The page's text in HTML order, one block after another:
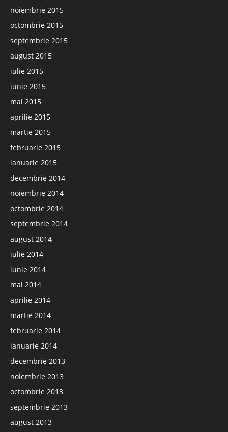
noiembrie 2015
octombrie 2015
septembrie 2015
august 2015
iulie 2015
iunie 2015
mai 2015
aprilie 2015
martie 2015
februarie 2015
ianuarie 2015
decembrie 2014
noiembrie 2014
octombrie 2014
septembrie 2014
august 2014
iulie 2014
iunie 2014
mai 2014
aprilie 2014
martie 2014
februarie 2014
ianuarie 2014
decembrie 2013
noiembrie 2013
octombrie 2013
septembrie 2013
august 2013